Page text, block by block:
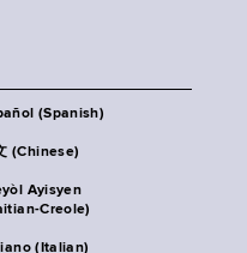
(Spanish)
(Chinese)
Ayisyen
Creole)
(Italian)